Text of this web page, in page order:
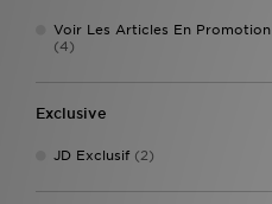
Voir Les Articles En Promotion
(4)
Exclusive
JD Exclusif (2)